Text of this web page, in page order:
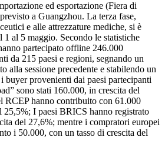
ed esportazione (Fiera di
a Guangzhou. La terza fase,
e alle attrezzature mediche, si è
1 al 5 maggio. Secondo le statistiche
partecipato offline 246.000
da 215 paesi e regioni, segnando un
alla sessione precedente e stabilendo un
buyer provenienti dai paesi partecipanti
sono stati 160.000, in crescita del
RCEP hanno contribuito con 61.000
25,5%; I paesi BRICS hanno registrato
del 27,6%; mentre i compratori europei
i 50.000, con un tasso di crescita del